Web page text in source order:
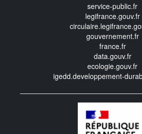
service-public.fr
legifrance.gouv.fr
gouvernement.fr
france.fr
data.gouv.fr
ecologie.gouv.fr
igedd.developpement-